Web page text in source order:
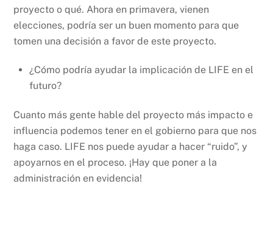
proyecto o qué. Ahora en primavera, vienen
elecciones, podría ser un buen momento para que
tomen una decisión a favor de este proyecto.
¿Cómo podría ayudar la implicación de LIFE en el
futuro?
Cuanto más gente hable del proyecto más impacto e
influencia podemos tener en el gobierno para que nos
haga caso. LIFE nos puede ayudar a hacer “ruido”, y
apoyarnos en el proceso. ¡Hay que poner a la
administración en evidencia!